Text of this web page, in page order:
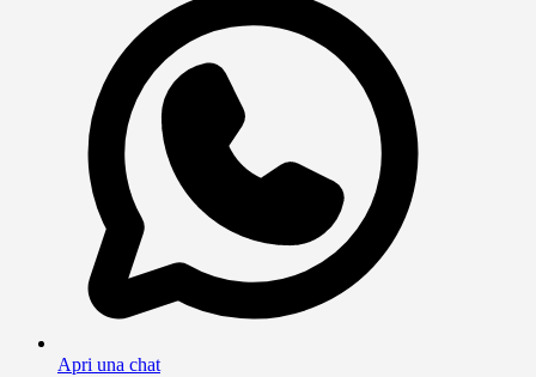
Apri una chat